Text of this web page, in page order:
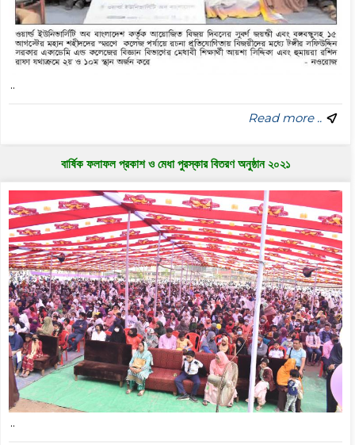
..
Read more ..
বার্ষিক ফলাফল প্রকাশ ও মেধা পুরস্কার বিতরণ অনুষ্ঠান ২০২১
..